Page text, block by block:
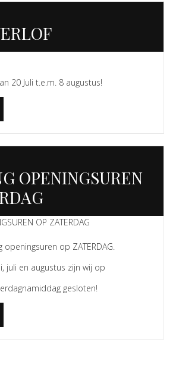
20 Juli t.e.m. 8 augustus!
OPENINGSUREN
openingsuren op ZATERDAG.
juli en augustus zijn wij op
gesloten!